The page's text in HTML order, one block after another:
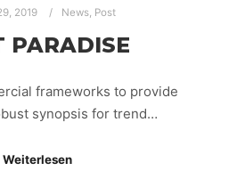
2019 News, Post
PARADISE
frameworks to provide
synopsis for trend…
Weiterlesen